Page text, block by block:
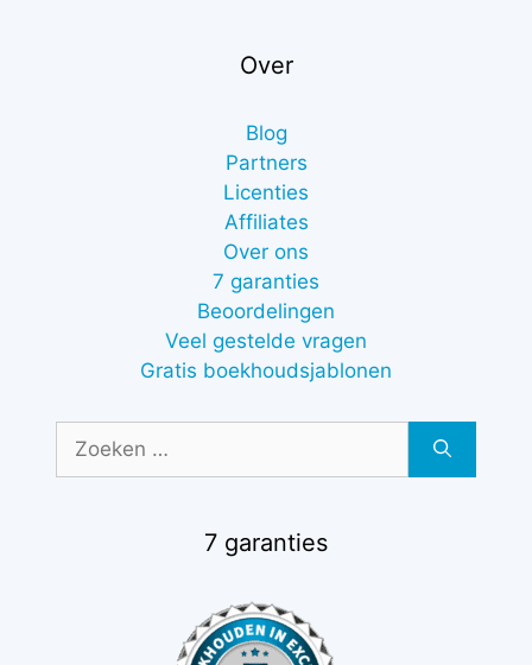
Over
Blog
Partners
Licenties
Affiliates
Over ons
7 garanties
Beoordelingen
Veel gestelde vragen
Gratis boekhoudsjablonen
naar:
7 garanties